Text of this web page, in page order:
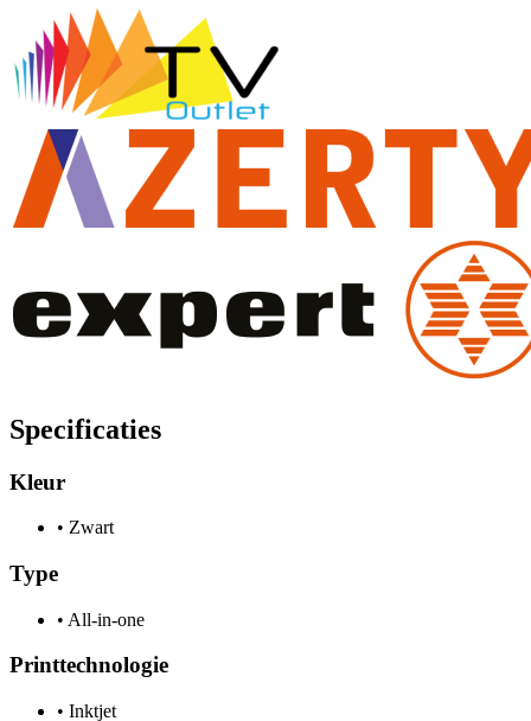
Specificaties
Kleur
• Zwart
Type
• All-in-one
Printtechnologie
• Inktjet